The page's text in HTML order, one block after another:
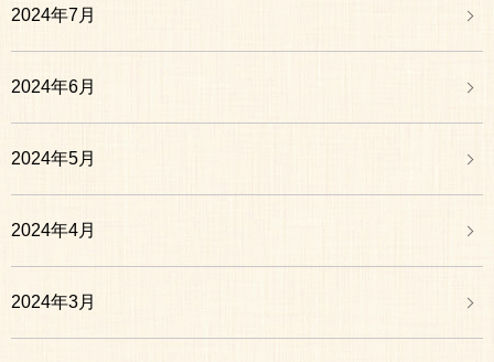
2024年7月
2024年6月
2024年5月
2024年4月
2024年3月